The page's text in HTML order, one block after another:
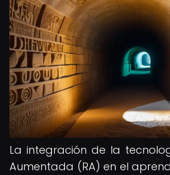
La integración de la
Aumentada (RA) en el